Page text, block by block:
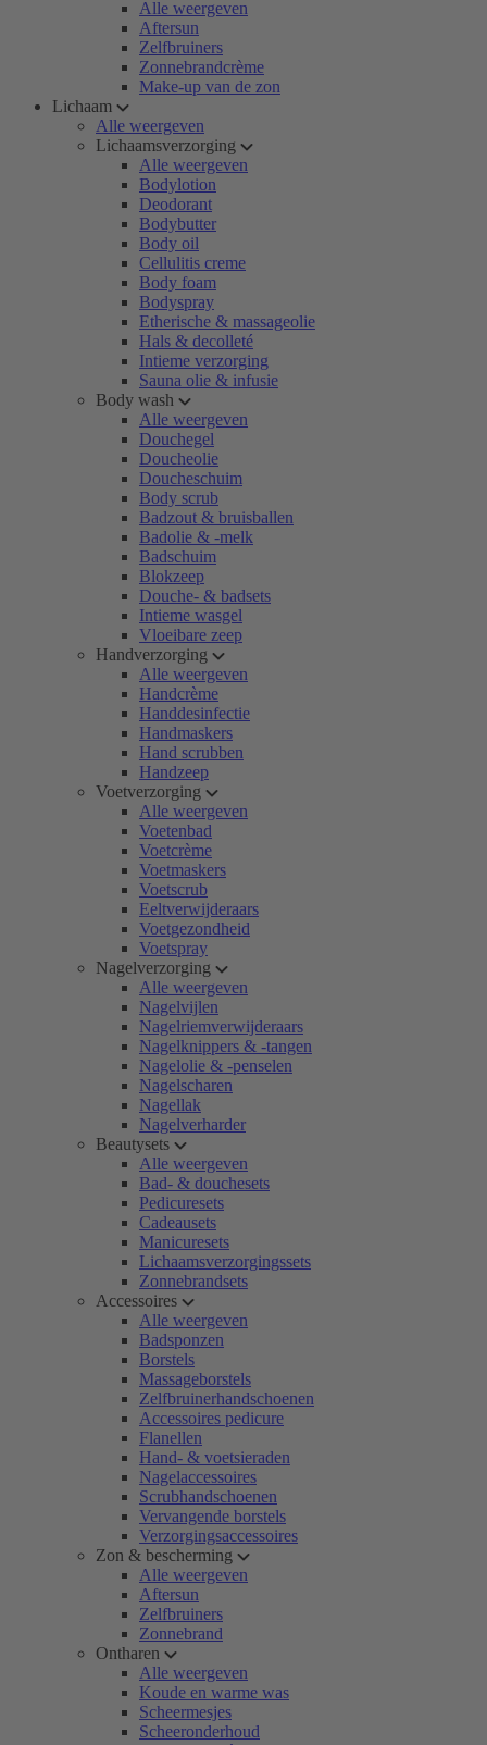
Alle weergeven
Aftersun
Zelfbruiners
Zonnebrandcrème
Make-up van de zon
Lichaam
Alle weergeven
Lichaamsverzorging
Alle weergeven
Bodylotion
Deodorant
Bodybutter
Body oil
Cellulitis creme
Body foam
Bodyspray
Etherische & massageolie
Hals & decolleté
Intieme verzorging
Sauna olie & infusie
Body wash
Alle weergeven
Douchegel
Doucheolie
Doucheschuim
Body scrub
Badzout & bruisballen
Badolie & -melk
Badschuim
Blokzeep
Douche- & badsets
Intieme wasgel
Vloeibare zeep
Handverzorging
Alle weergeven
Handcrème
Handdesinfectie
Handmaskers
Hand scrubben
Handzeep
Voetverzorging
Alle weergeven
Voetenbad
Voetcrème
Voetmaskers
Voetscrub
Eeltverwijderaars
Voetgezondheid
Voetspray
Nagelverzorging
Alle weergeven
Nagelvijlen
Nagelriemverwijderaars
Nagelknippers & -tangen
Nagelolie & -penselen
Nagelscharen
Nagellak
Nagelverharder
Beautysets
Alle weergeven
Bad- & douchesets
Pedicuresets
Cadeausets
Manicuresets
Lichaamsverzorgingssets
Zonnebrandsets
Accessoires
Alle weergeven
Badsponzen
Borstels
Massageborstels
Zelfbruinerhandschoenen
Accessoires pedicure
Flanellen
Hand- & voetsieraden
Nagelaccessoires
Scrubhandschoenen
Vervangende borstels
Verzorgingsaccessoires
Zon & bescherming
Alle weergeven
Aftersun
Zelfbruiners
Zonnebrand
Ontharen
Alle weergeven
Koude en warme was
Scheermesjes
Scheeronderhoud